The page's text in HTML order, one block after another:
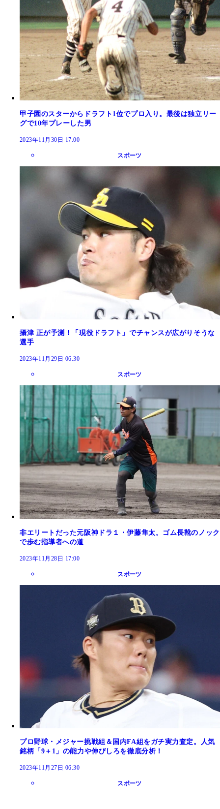
甲子園のスターからドラフト1位でプロ入り。最後は独立リー
グで10年プレーした男
2023年11月30日 17:00
スポーツ
攝津 正が予測！「現役ドラフト」でチャンスが広がりそうな
選手
2023年11月29日 06:30
スポーツ
非エリートだった元阪神ドラ１・伊藤隼太。ゴム長靴のノック
で歩む指導者への道
2023年11月28日 17:00
スポーツ
プロ野球・メジャー挑戦組＆国内FA組をガチ実力査定。人気
銘柄「9＋1」の能力や伸びしろを徹底分析！
2023年11月27日 06:30
スポーツ